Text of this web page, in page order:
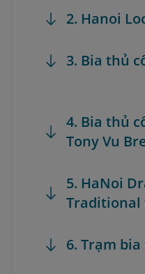
2. Hanoi
3. Bia thủ
4. Bia thủ
Tony Vu
5. HaNoi
Traditional
6. Trạm